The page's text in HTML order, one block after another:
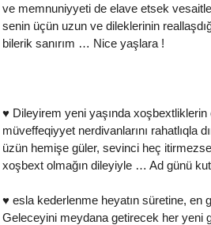
ve memnuniyyeti de elave etsek
senin üçün uzun ve dileklerinin
bilerik sanırım … Nice yaşlara !
♥ Dileyirem yeni yaşında xoşbextliklerin
müveffeqiyyet nerdivanlarını rahatlıqla
üzün hemişe güler, sevinci heç
xoşbext olmağın dileyiyle … Ad günü
♥ esla kederlenme heyatın süretine, en
Geleceyini meydana getirecek her yeni